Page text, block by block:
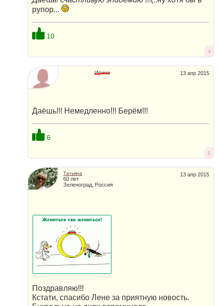
рупор...
10
4
13 апр 2015
Ирина
Даёшь!!! Немедленно!!! Берём!!!
6
5
13 апр 2015
Татьяна
60 лет
Зеленоград, Россия
Поздравляю!!!
Кстати, спасибо Лене за приятную новость.